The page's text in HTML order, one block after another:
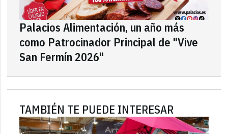
Palacios Alimentación, un año más
como Patrocinador Principal de "Vive
San Fermín 2026"
TAMBIÉN TE PUEDE INTERESAR